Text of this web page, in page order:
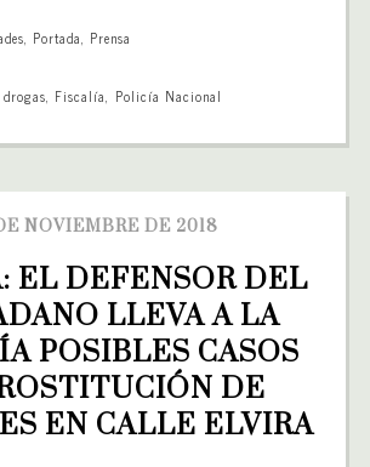
, Portada, Prensa
drogas, Fiscalía, Policía Nacional
NOVIEMBRE DE 2018
EL DEFENSOR DEL
LLEVA A LA
POSIBLES CASOS
DE
EN CALLE ELVIRA